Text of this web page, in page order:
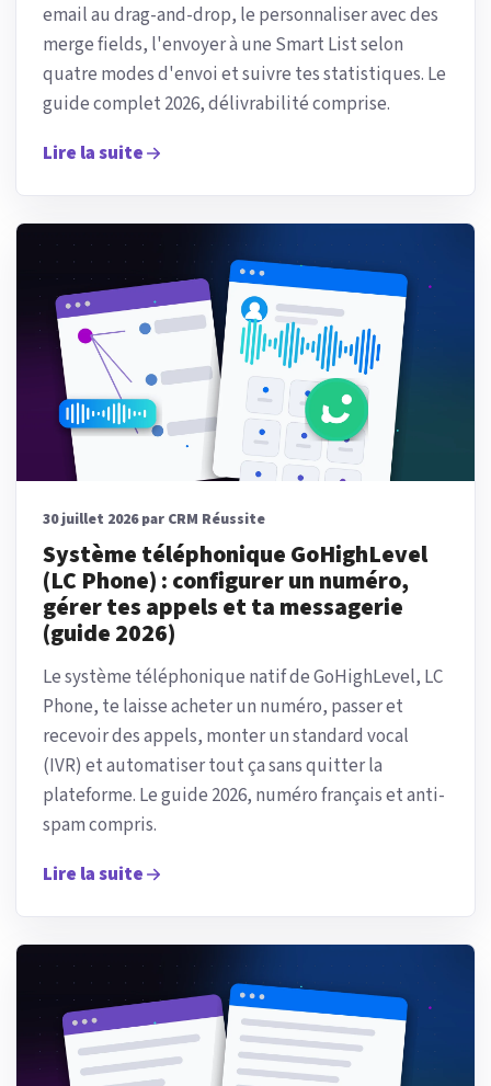
email au drag-and-drop, le personnaliser avec des
merge fields, l'envoyer à une Smart List selon
quatre modes d'envoi et suivre tes statistiques. Le
guide complet 2026, délivrabilité comprise.
Lire la suite
30 juillet 2026 par CRM Réussite
Système téléphonique GoHighLevel
(LC Phone) : configurer un numéro,
gérer tes appels et ta messagerie
(guide 2026)
Le système téléphonique natif de GoHighLevel, LC
Phone, te laisse acheter un numéro, passer et
recevoir des appels, monter un standard vocal
(IVR) et automatiser tout ça sans quitter la
plateforme. Le guide 2026, numéro français et anti-
spam compris.
Lire la suite